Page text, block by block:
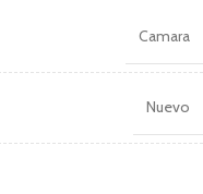
Camara
Nuevo